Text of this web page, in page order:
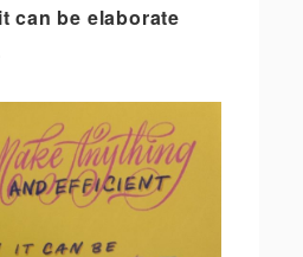
can be elaborate